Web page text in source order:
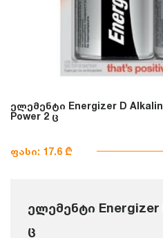
ელემენტი Energizer D
Power 2 ც
ფასი: 17.6 ₾
ელემენტი Energizer
ც